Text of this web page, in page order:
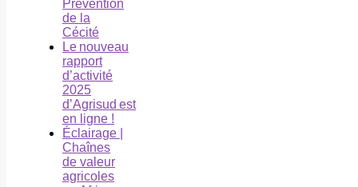
Prévention
de la
Cécité
Le nouveau
rapport
d’activité
2025
d’Agrisud est
en ligne !
Éclairage |
Chaînes
de valeur
agricoles